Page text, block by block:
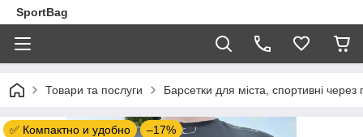
SportBag
Товари та послуги Барсетки для міста, спортивні через
✅ Компактно и удобно –17%